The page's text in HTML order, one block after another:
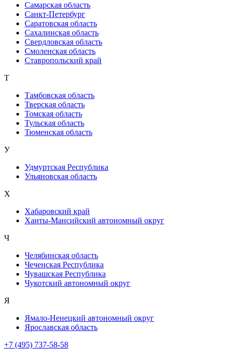
Самарская область
Санкт-Петербург
Саратовская область
Сахалинская область
Свердловская область
Смоленская область
Ставропольский край
Т
Тамбовская область
Тверская область
Томская область
Тульская область
Тюменская область
У
Удмуртская Республика
Ульяновская область
Х
Хабаровский край
Ханты-Мансийский автономный округ
Ч
Челябинская область
Чеченская Республика
Чувашская Республика
Чукотский автономный округ
Я
Ямало-Ненецкий автономный округ
Ярославская область
+7 (495) 737-58-58